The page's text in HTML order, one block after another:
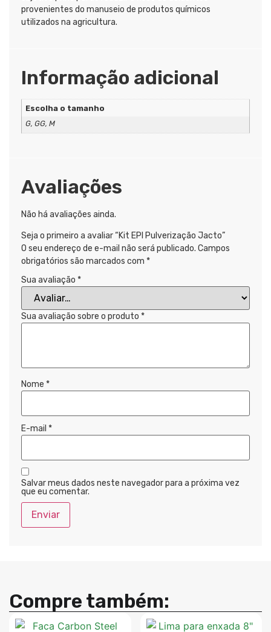
provenientes do manuseio de produtos químicos
utilizados na agricultura.
Informação adicional
Escolha o tamanho
G, GG, M
Avaliações
Não há avaliações ainda.
Seja o primeiro a avaliar “Kit EPI Pulverização Jacto”
O seu endereço de e-mail não será publicado. Campos
obrigatórios são marcados com *
Sua avaliação *
Sua avaliação sobre o produto *
Nome *
E-mail *
Salvar meus dados neste navegador para a próxima vez
que eu comentar.
Compre também: